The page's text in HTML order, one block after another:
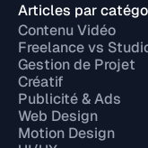
Articles par
Contenu Vidéo
Freelance vs
Gestion de Projet
Créatif
Publicité & Ads
Web Design
Motion Design